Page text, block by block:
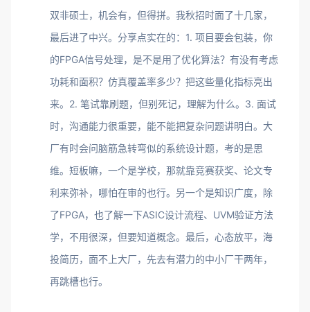
双非硕士，机会有，但得拼。我秋招时面了十几家，
最后进了中兴。分享点实在的：1. 项目要会包装，你
的FPGA信号处理，是不是用了优化算法？有没有考虑
功耗和面积？仿真覆盖率多少？把这些量化指标亮出
来。2. 笔试靠刷题，但别死记，理解为什么。3. 面试
时，沟通能力很重要，能不能把复杂问题讲明白。大
厂有时会问脑筋急转弯似的系统设计题，考的是思
维。短板嘛，一个是学校，那就靠竞赛获奖、论文专
利来弥补，哪怕在审的也行。另一个是知识广度，除
了FPGA，也了解一下ASIC设计流程、UVM验证方法
学，不用很深，但要知道概念。最后，心态放平，海
投简历，面不上大厂，先去有潜力的中小厂干两年，
再跳槽也行。